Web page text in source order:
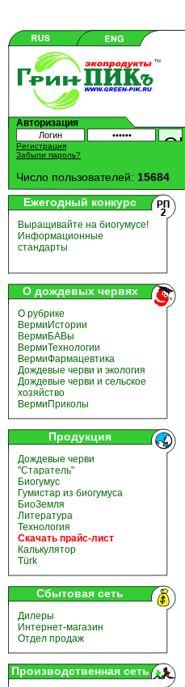
Авторизация
Регистрация
Забыли пароль?
Число пользователей: 15684
Ежегодный конкурс
Выращивайте на биогумусе!
Информационные
стандарты
О дождевых червях
О рубрике
ВермиИстории
ВермиБАВы
ВермиТехнологии
ВермиФармацевтика
Дождевые черви и экология
Дождевые черви и сельское
хозяйство
ВермиПриколы
Продукция
Дождевые черви
"Старатель"
Биогумус
Гумистар из биогумуса
БиоЗемля
Литература
Технология
Скачать прайс-лист
Калькулятор
Türk
Сбытовая сеть
Дилеры
Интернет-магазин
Отдел продаж
Производственная сеть